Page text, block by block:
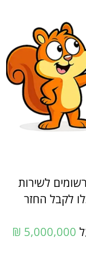
לשירות
לקבל החזר